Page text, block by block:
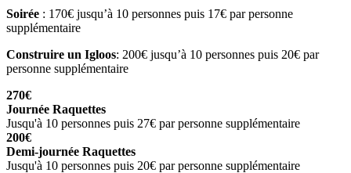
Soirée : 170€ jusqu’à 10 personnes puis 17€ par personne
supplémentaire
Construire un Igloos: 200€ jusqu’à 10 personnes puis 20€ par
personne supplémentaire
270€
Journée Raquettes
Jusqu'à 10 personnes puis 27€ par personne supplémentaire
200€
Demi-journée Raquettes
Jusqu'à 10 personnes puis 20€ par personne supplémentaire